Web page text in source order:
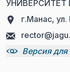
г.Манас,
Версия